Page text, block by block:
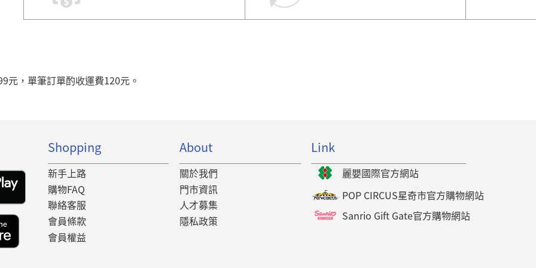
元，單筆訂單酌收運費120元。
Shopping
新手上路
購物FAQ
聯絡客服
會員條款
會員權益
About
關於我們
門市資訊
人才募集
隱私政策
Link
麗嬰國際官方網站
POP CIRCUS星奇市官方購物網站
Sanrio Gift Gate官方購物網站